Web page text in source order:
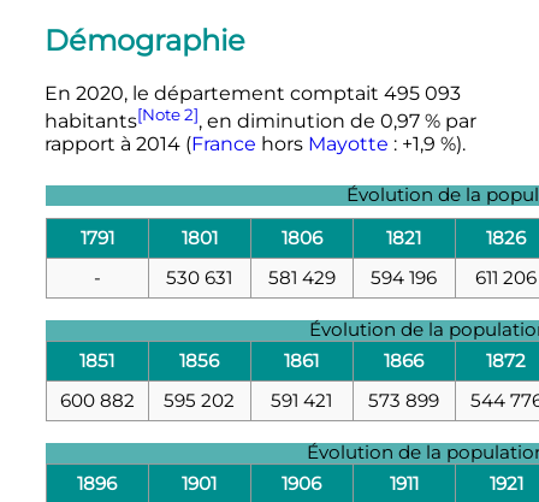
Démographie
En 2020, le département comptait 495 093
habitants[Note 2], en diminution de 0,97 % par
rapport à 2014 (France hors Mayotte : +1,9 %).
Évolution de la
1791
1801 1806 1821
1826
-
530 631 581 429 594 196 611 206
Évolution de la
1851
1856 1861 1866
1872
600 882
595 202 591 421 573 899 544
Évolution de la
1896
1901 1906 1911
1921